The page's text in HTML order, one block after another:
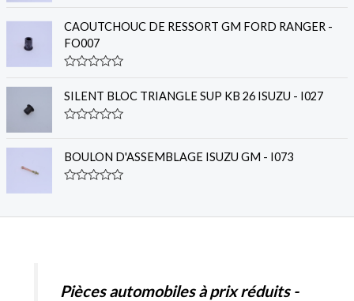
t
o
f
5
t
e
d
0
o
o
f
5
CAOUTCHOUC DE RESSORT GM FORD RANGER -
FO007
t
e
d
u
o
SILENT BLOC TRIANGLE SUP KB 26 ISUZU - I027
t
e
d
t
BOULON D'ASSEMBLAGE ISUZU GM - I073
o
Pièces automobiles à prix réduits -